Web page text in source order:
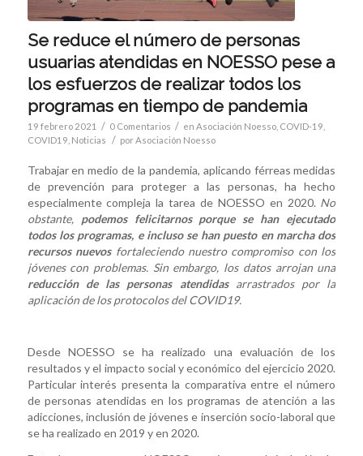
Se reduce el número de personas
usuarias atendidas en NOESSO pese a
los esfuerzos de realizar todos los
programas en tiempo de pandemia
19 febrero 2021 / 0 Comentarios / en Asociación Noesso, COVID-19
COVID19 Noticias / por Asociación Noesso
Trabajar en medio de la pandemia, aplicando férreas medidas
de prevención para proteger a las personas, ha hecho
especialmente compleja la tarea de NOESSO en 2020. No
obstante,podemos felicitarnos porque se han ejecutado
todos los programas, e incluso se han puesto en marcha dos
recursos nuevosfortaleciendo nuestro compromiso con los
jóvenes con problemas. Sin embargo, los datos arrojan una
reducción de las personas atendidasarrastrados por la
aplicación de los protocolos del COVID19.
Desde NOESSO se ha realizado una evaluación de los
resultados y el impacto social y económico del ejercicio 2020.
Particular interés presenta la comparativa entre el número
de personas atendidas en los programas de atención a las
adicciones, inclusión de jóvenes e inserción socio-laboral que
se ha realizado en 2019 y en 2020.